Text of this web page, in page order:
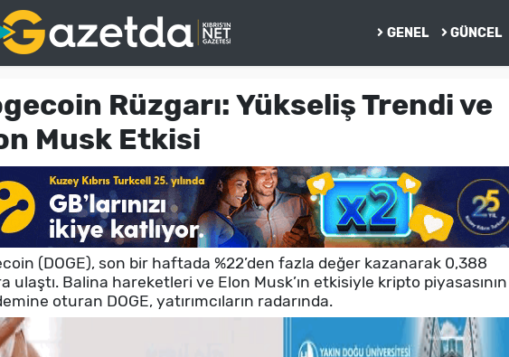
GENEL GÜNCEL
Rüzgarı: Yükseliş Trendi ve
Musk Etkisi
(DOGE), son bir haftada %22’den fazla değer kazanarak 0,388
ulaştı. Balina hareketleri ve Elon Musk’ın etkisiyle kripto piyasasının
oturan DOGE, yatırımcıların radarında.